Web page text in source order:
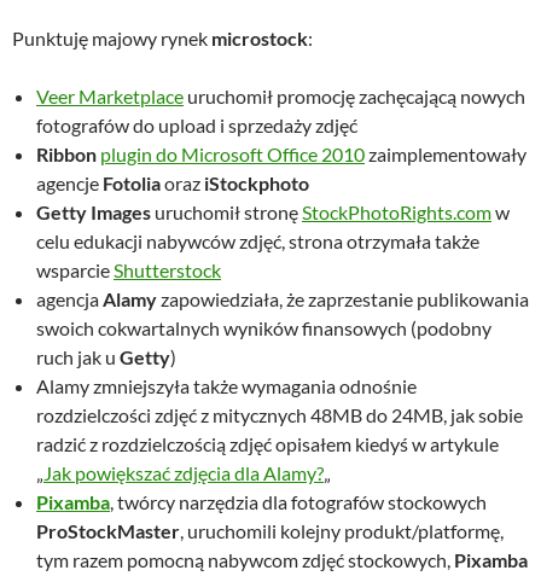
Punktuję majowy rynek microstock:
Veer Marketplace uruchomił promocję zachęcającą nowych
fotografów do upload i sprzedaży zdjęć
Ribbon plugin do Microsoft Office 2010zaimplementowały
agencje Fotoliaoraz iStockphoto
Getty Images uruchomił stronęStockPhotoRights.comw
celu edukacji nabywców zdjęć, strona otrzymała także
wsparcieShutterstock
agencjaAlamyzapowiedziała, że zaprzestanie publikowania
swoich cokwartalnych wyników finansowych (podobny
ruch jak u Getty)
Alamy zmniejszyła także wymagania odnośnie
rozdzielczości zdjęć z mitycznych 48MB do 24MB, jak sobie
radzić z rozdzielczością zdjęć opisałem kiedyś w artykule
„Jak powiększać zdjęcia dla Alamy?„
Pixamba, twórcy narzędzia dla fotografów stockowych
ProStockMaster, uruchomili kolejny produkt/platformę,
tym razem pomocną nabywcom zdjęć stockowych, Pixamba